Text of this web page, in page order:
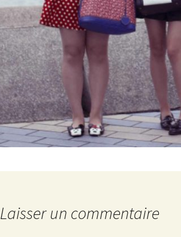
Laisser un commentaire